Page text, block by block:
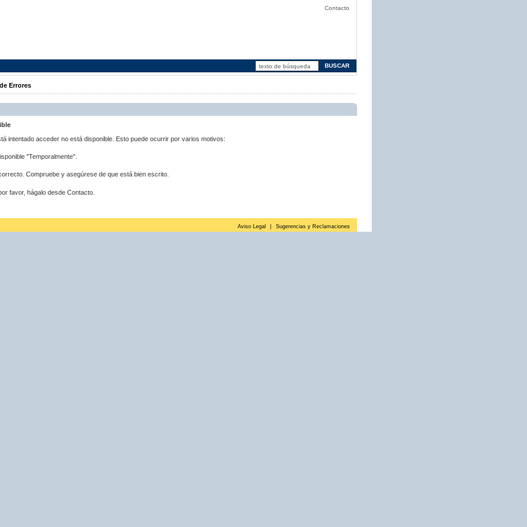
Contacto
Errores
intentado acceder no está disponible. Esto puede ocurrir por varios motivos:
"Temporalmente".
Compruebe y asegúrese de que está bien escrito.
favor, hágalo desde Contacto.
Aviso Legal Sugerencias y Reclamaciones